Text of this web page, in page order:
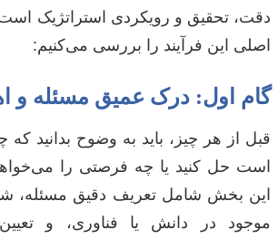
دقت، تحقیق و رویکردی استراتژیک
اصلی این فرآیند را بررسی می‌کنیم:
گام اول: درک عمیق مسئله و
قبل از هر چیز، باید به وضوح بدانید
است حل کنید یا چه فرصتی را
این بخش شامل تعریف دقیق مسئله،
موجود در دانش یا فناوری، و